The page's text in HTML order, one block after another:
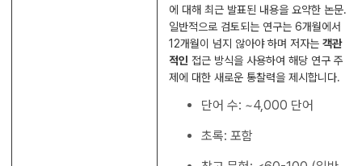
에 대해 최근 발표된 내용을 요약한 논문.
일반적으로 검토되는 연구는 6개월에서
12개월이 넘지 않아야 하며 저자는 객관
적인 접근 방식을 사용하여 해당 연구 주
제에 대한 새로운 통찰력을 제시합니다.
단어 수: ~4,000 단어
초록: 포함